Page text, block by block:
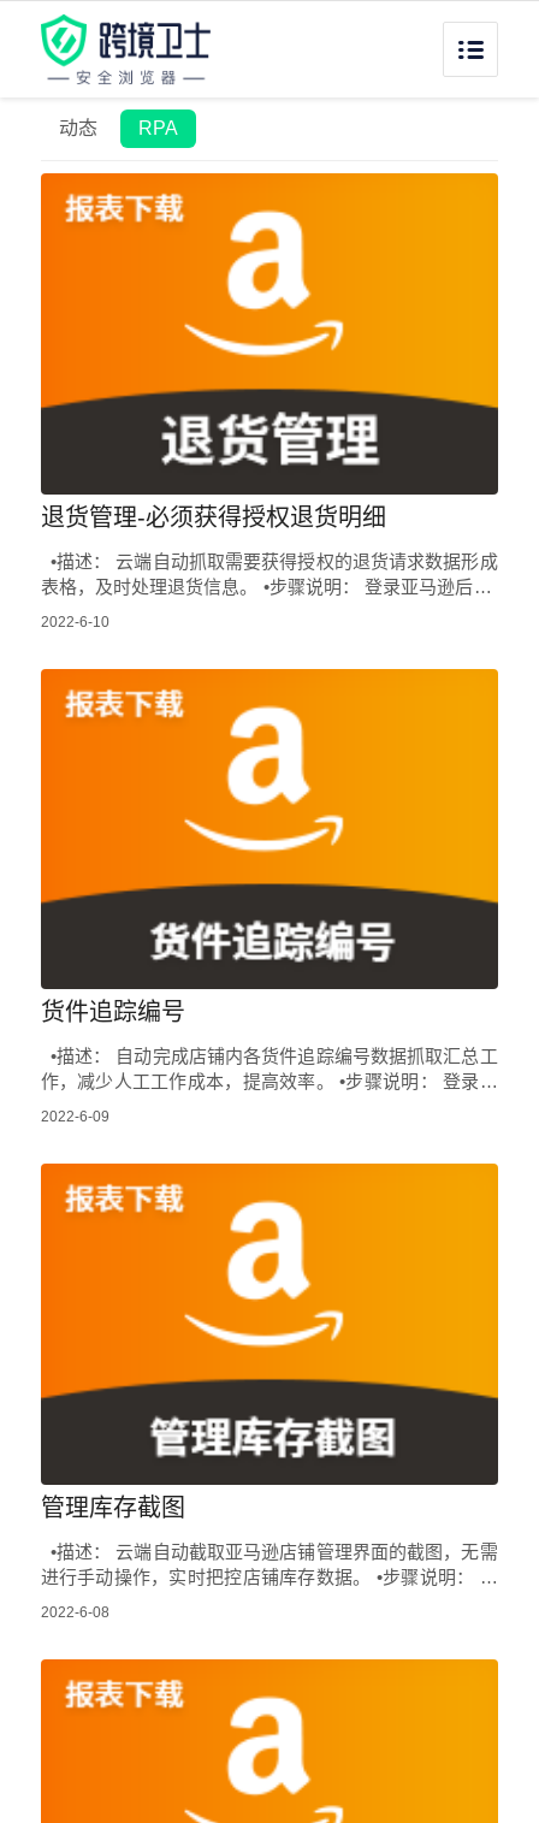
动态 RPA
退货管理-必须获得授权退货明细
•描述： 云端自动抓取需要获得授权的退货请求数据形成
表格，及时处理退货信息。 •步骤说明： 登录亚马逊后台-
>点击订单->点击管理退货->点…
2022-6-10
货件追踪编号
•描述： 自动完成店铺内各货件追踪编号数据抓取汇总工
作，减少人工工作成本，提高效率。 •步骤说明： 登录亚
马逊后台->点击库存->点击管理亚马逊货…
2022-6-09
管理库存截图
•描述： 云端自动截取亚马逊店铺管理界面的截图，无需
进行手动操作，实时把控店铺库存数据。 •步骤说明： 登
录亚马逊后台->点击库存->点击管理库存…
2022-6-08